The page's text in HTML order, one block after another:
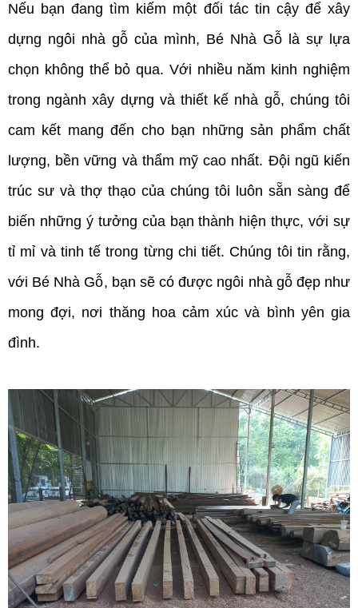
Nếu bạn đang tìm kiếm một đối tác tin cậy để xây
dựng ngôi nhà gỗ của mình, Bé Nhà Gỗ là sự lựa
chọn không thể bỏ qua. Với nhiều năm kinh nghiệm
trong ngành xây dựng và thiết kế nhà gỗ, chúng tôi
cam kết mang đến cho bạn những sản phẩm chất
lượng, bền vững và thẩm mỹ cao nhất. Đội ngũ kiến
trúc sư và thợ thạo của chúng tôi luôn sẵn sàng để
biến những ý tưởng của bạn thành hiện thực, với sự
tỉ mỉ và tinh tế trong từng chi tiết. Chúng tôi tin rằng,
với Bé Nhà Gỗ, bạn sẽ có được ngôi nhà gỗ đẹp như
mong đợi, nơi thăng hoa cảm xúc và bình yên gia
đình.